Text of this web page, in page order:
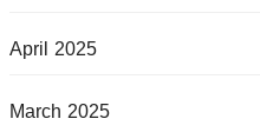
April 2025
March 2025